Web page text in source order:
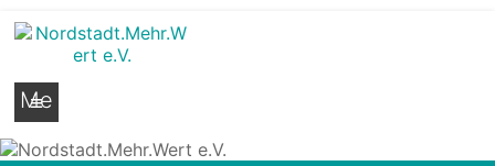
Nordstadt.Mehr.Wert e.V.
Stadtteilseite der Hildesheimer Nordstadt
Me